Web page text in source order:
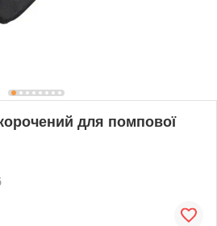
для помпової